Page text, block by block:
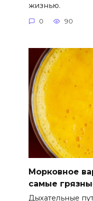
жизнью.
0 90
Морковное
самые
Дыхательные